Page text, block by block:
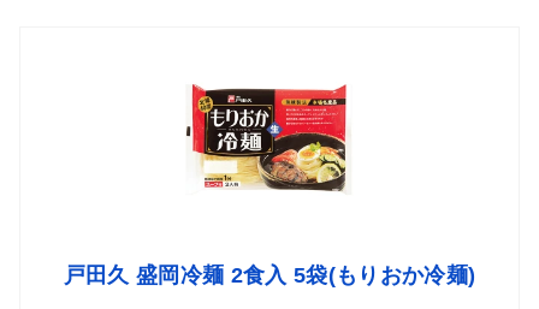
戸田久 盛岡冷麺 2食入 5袋(もりおか冷麺)